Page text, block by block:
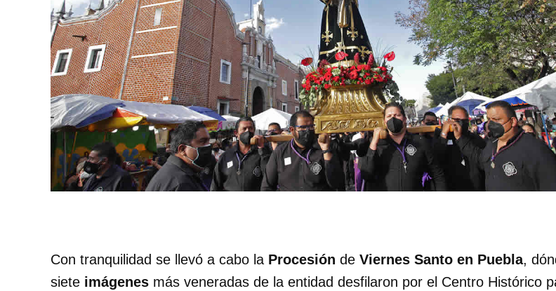
Con tranquilidad se llevó a cabo la Procesión de Viernes Santo en Puebla,
siete imágenes más veneradas de la entidad desfilaron por el Centro Histórico